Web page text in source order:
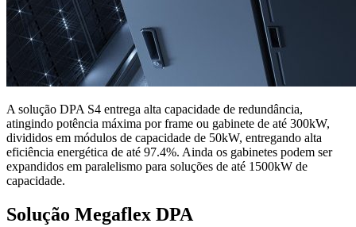
A solução DPA S4 entrega alta capacidade de redundância,
atingindo potência máxima por frame ou gabinete de até 300kW,
divididos em módulos de capacidade de 50kW, entregando alta
eficiência energética de até 97.4%. Ainda os gabinetes podem ser
expandidos em paralelismo para soluções de até 1500kW de
capacidade.
Solução Megaflex DPA